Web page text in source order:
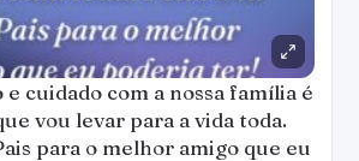
e cuidado com a nossa família é
vou levar para a vida toda.
para o melhor amigo que eu